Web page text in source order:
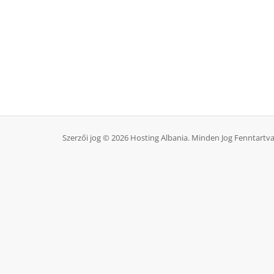
Szerzői jog © 2026 Hosting Albania. Minden Jog